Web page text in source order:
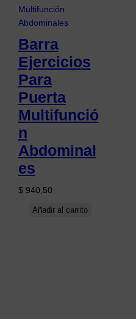
Barra
Ejercicios
Para
Puerta
Multifunció
n
Abdominal
es
$940,50
Añadir al carrito